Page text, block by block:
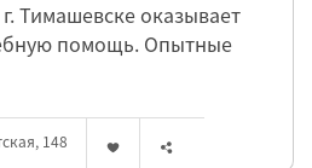
Тимашевске оказывает
помощь. Опытные
148